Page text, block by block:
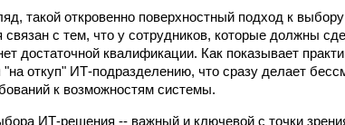
такой откровенно поверхностный подход к
связан с тем, что у сотрудников, которые должны
достаточной квалификации. Как показывает
"на откуп" ИТ-подразделению, что сразу делает
к возможностям системы.
ИТ-решения -- важный и ключевой с точки